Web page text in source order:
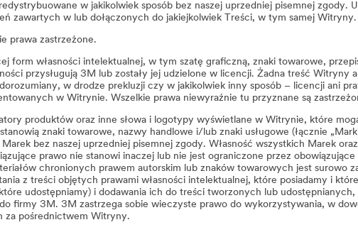
w jakikolwiek sposób bez naszej uprzedniej pisemnej
zawartych w lub dołączonych do jakiejkolwiek Treści, w tym samej Witryny.
prawa zastrzeżone.
form własności intelektualnej, w tym szatę graficzną, znaki towarowe,
przysługują 3M lub zostały jej udzielone w licencji. Żadna treść
w drodze prekluzji czy w jakikolwiek inny sposób – licencji ani
w Witrynie. Wszelkie prawa niewyraźnie tu przyznane są
produktów oraz inne słowa i logotypy wyświetlane w Witrynie, które
znaki towarowe, nazwy handlowe i/lub znaki usługowe (łącznie
bez naszej uprzedniej pisemnej zgody. Własność wszystkich Marek
prawo nie stanowi inaczej lub nie jest ograniczone przez
chronionych prawem autorskim lub znaków towarowych jest surowo
z treści objętych prawami własności intelektualnej, które posiadamy i
udostępniamy) i dodawania ich do treści tworzonych lub
firmy 3M. 3M zastrzega sobie wieczyste prawo do wykorzystywania, w
za pośrednictwem Witryny.